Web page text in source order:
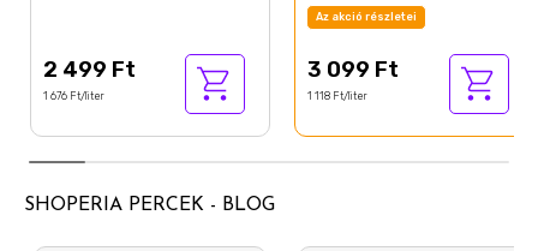
2 499 Ft
1 676 Ft/liter
Az akció részletei
3 099 Ft
1 118 Ft/liter
SHOPERIA PERCEK - BLOG